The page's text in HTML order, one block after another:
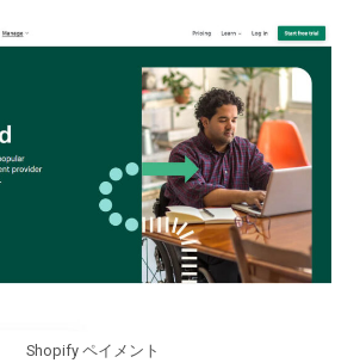
Shopify ペイメント